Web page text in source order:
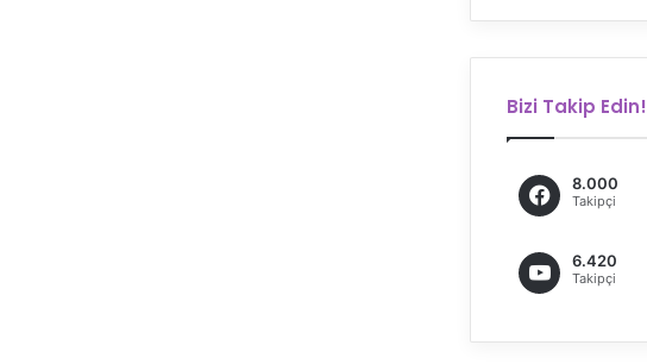
Bizi Takip Edin!
8.000
Takipçi
6.420
Takipçi